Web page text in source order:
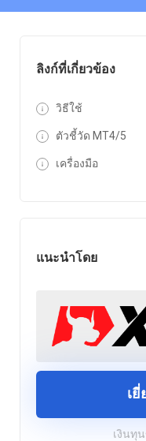
ลิงก์ที่เกี่ยวข้อง
วิธีใช้
ตัวชี้วัด MT4/5
เครื่องมือ
แนะนำโดย
เ
เงินทุ